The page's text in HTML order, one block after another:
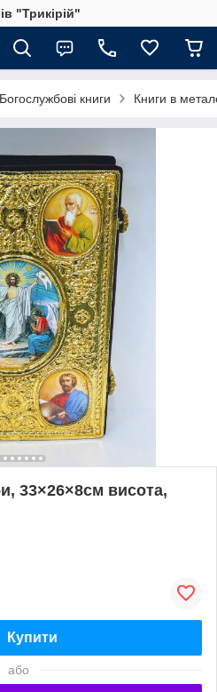
"Трикірій"
Богослужбові книги Книги в
33×26×8см висота,
Купити
або